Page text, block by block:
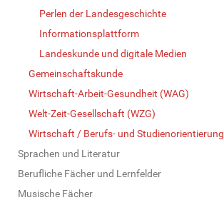
Perlen der Landesgeschichte
Informationsplattform
Landeskunde und digitale Medien
Gemeinschaftskunde
Wirtschaft-Arbeit-Gesundheit (WAG)
Welt-Zeit-Gesellschaft (WZG)
Wirtschaft / Berufs- und Studienorientierung
Sprachen und Literatur
Berufliche Fächer und Lernfelder
Musische Fächer